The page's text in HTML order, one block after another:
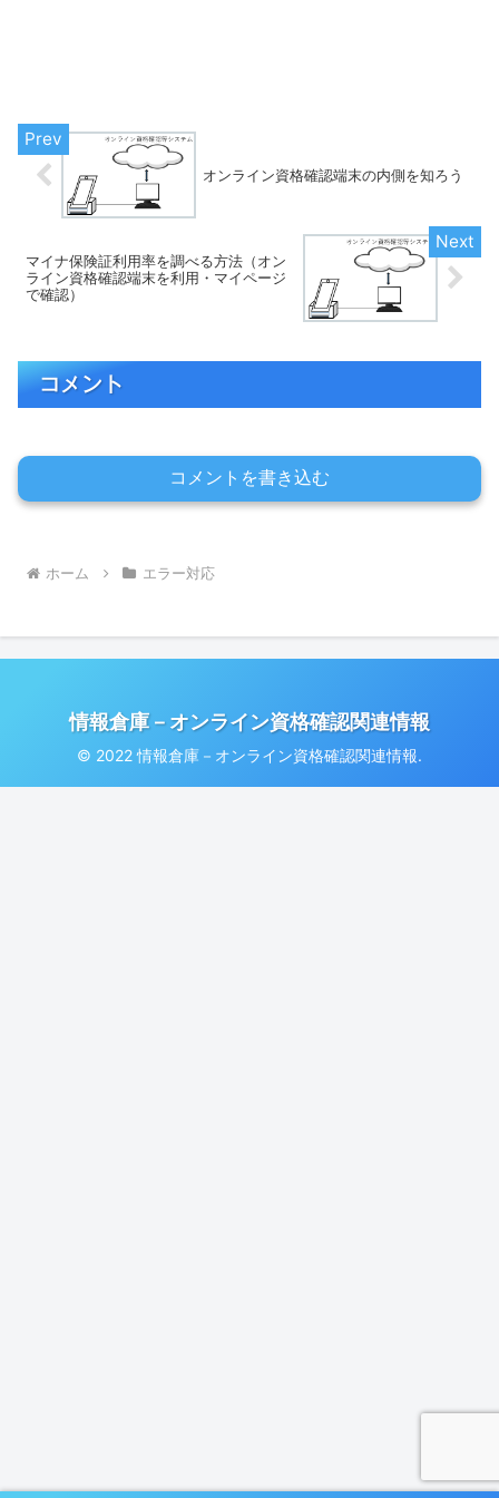
オンライン資格確認端末の内側を知ろう
マイナ保険証利用率を調べる方法（オン
ライン資格確認端末を利用・マイページ
で確認）
コメント
コメントを書き込む
ホーム エラー対応
情報倉庫－オンライン資格確認関連情報
© 2022 情報倉庫－オンライン資格確認関連情報.